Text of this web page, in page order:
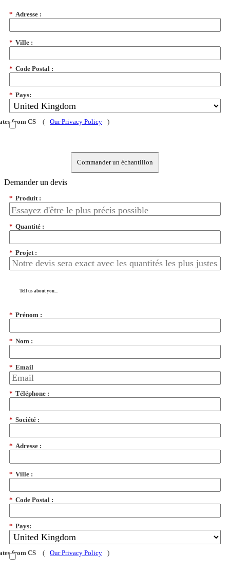
* Adresse :
* Ville :
* Code Postal :
* Pays:
from CS ( Our Privacy Policy )
Commander un échantillon
Demander un devis
* Produit :
* Quantité :
* Projet :
Tell us about you...
* Prénom :
* Nom :
* Email
* Téléphone :
* Société :
* Adresse :
* Ville :
* Code Postal :
* Pays:
from CS ( Our Privacy Policy )